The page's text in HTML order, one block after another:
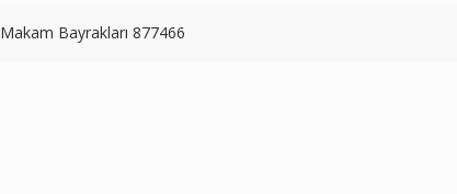
Makam Bayrakları 877466